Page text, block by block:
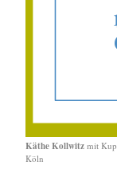
Käthe Kollwitz mit
Köln